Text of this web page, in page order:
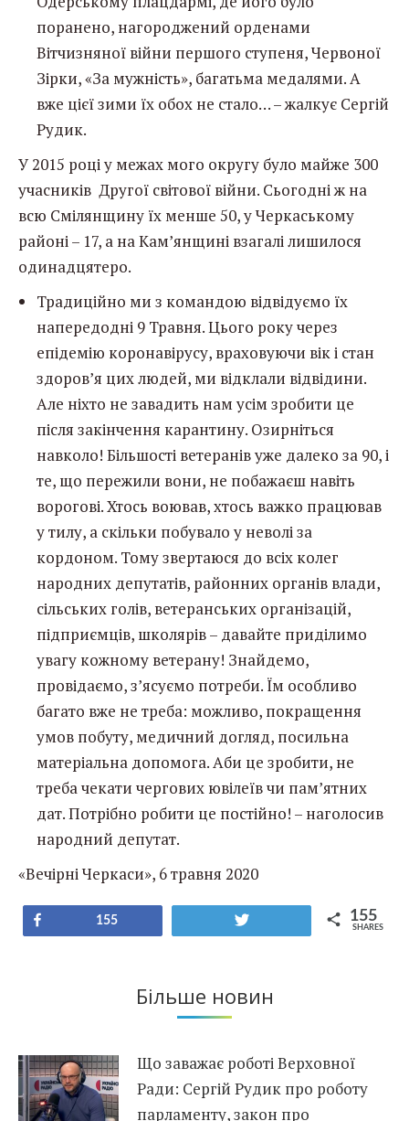
поранено, нагороджений орденами
Вітчизняної війни першого ступеня, Червоної
Зірки, «За мужність», багатьма медалями. А
вже цієї зими їх обох не стало… – жалкує Сергій
Рудик.
У 2015 році у межах мого округу було майже 300
учасників Другої світової війни. Сьогодні ж на
всю Смілянщину їх менше 50, у Черкаському
районі – 17, а на Кам’янщині взагалі лишилося
одинадцятеро.
Традиційно ми з командою відвідуємо їх
напередодні 9 Травня. Цього року через
епідемію коронавірусу, враховуючи вік і стан
здоров’я цих людей, ми відклали відвідини.
Але ніхто не завадить нам усім зробити це
після закінчення карантину. Озирніться
навколо! Більшості ветеранів уже далеко за 90, і
те, що пережили вони, не побажаєш навіть
ворогові. Хтось воював, хтось важко працював
у тилу, а скільки побувало у неволі за
кордоном. Тому звертаюся до всіх колег
народних депутатів, районних органів влади,
сільських голів, ветеранських організацій,
підприємців, школярів – давайте приділимо
увагу кожному ветерану! Знайдемо,
провідаємо, з’ясуємо потреби. Їм особливо
багато вже не треба: можливо, покращення
умов побуту, медичний догляд, посильна
матеріальна допомога. Аби це зробити, не
треба чекати чергових ювілеїв чи пам’ятних
дат. Потрібно робити це постійно! – наголосив
народний депутат.
«Вечірні Черкаси», 6 травня 2020
155 155
SHARES
Більше новин
Що заважає роботі Верховної
Ради: Сергій Рудик про роботу
парламенту, закон про